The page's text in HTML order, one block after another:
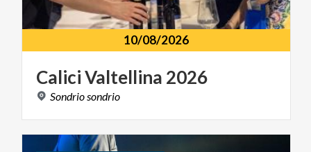
10/08/2026
CaliciValtellina 2026
Sondrio sondrio